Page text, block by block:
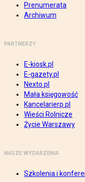
Prenumerata
Archiwum
PARTNERZY
E-kiosk.pl
E-gazety.pl
Nexto.pl
Mała księgowość
Kancelarierp.pl
Wieści Rolnicze
Życie Warszawy
NASZE WYDARZENIA
Szkolenia i